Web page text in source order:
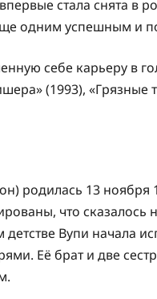
стала снята в
одним успешным и
себе карьеру в
(1993), «Грязные
родилась 13 ноября
что
Вупи начала
Её брат и две